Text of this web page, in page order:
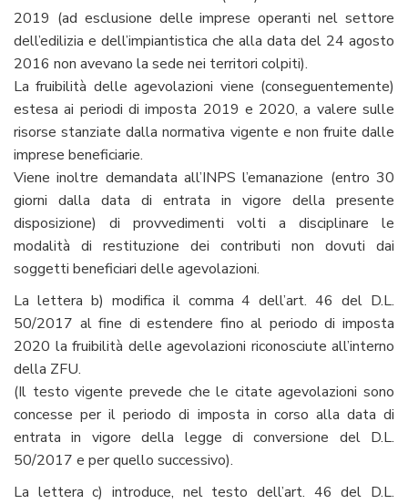
2019 (ad esclusione delle imprese operanti nel settore
dell’edilizia e dell’impiantistica che alla data del 24 agosto
2016 non avevano la sede nei territori colpiti).
La fruibilità delle agevolazioni viene (conseguentemente)
estesa ai periodi di imposta 2019 e 2020, a valere sulle
risorse stanziate dalla normativa vigente e non fruite dalle
imprese beneficiarie.
Viene inoltre demandata all’INPS l’emanazione (entro 30
giorni dalla data di entrata in vigore della presente
disposizione) di provvedimenti volti a disciplinare le
modalità di restituzione dei contributi non dovuti dai
soggetti beneficiari delle agevolazioni.
La lettera b) modifica il comma 4 dell’art. 46 del D.L.
50/2017 al fine di estendere fino al periodo di imposta
2020 la fruibilità delle agevolazioni riconosciute all’interno
della ZFU.
(Il testo vigente prevede che le citate agevolazioni sono
concesse per il periodo di imposta in corso alla data di
entrata in vigore della legge di conversione del D.L.
50/2017 e per quello successivo).
La lettera c) introduce, nel testo dell’art. 46 del D.L.